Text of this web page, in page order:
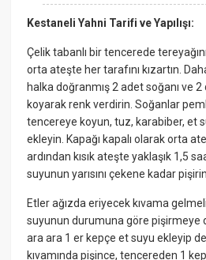
Kestaneli Yahni Tarifi ve Yapılışı:
Çelik tabanlı bir tencerede
orta ateşte her tarafını kızartın.
halka doğranmış 2 adet soğanı ve
koyarak renk verdirin. Soğanlar
tencereye koyun, tuz, karabiber, et
ekleyin. Kapağı kapalı olarak orta
ardından kısık ateşte yaklaşık 1,5
suyunun yarısını çekene kadar pişirin.
Etler ağızda eriyecek kıvama
suyunun durumuna göre pişirmeye
ara ara 1 er kepçe et suyu ekleyip
kıvamında pişince, tencereden 1